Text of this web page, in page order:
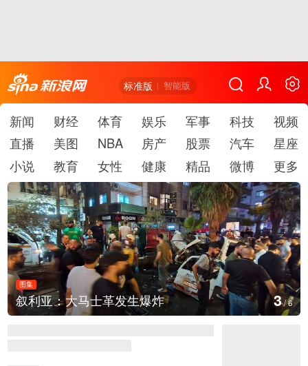
标准版 智能版
新闻 财经 体育 娱乐 军事 科技
视频
直播
美图 NBA 房产 股票 汽车
星座
小说
教育 女性 健康 精品 微博 更多
图集
云南弥勒：欢庆火把节 4/6